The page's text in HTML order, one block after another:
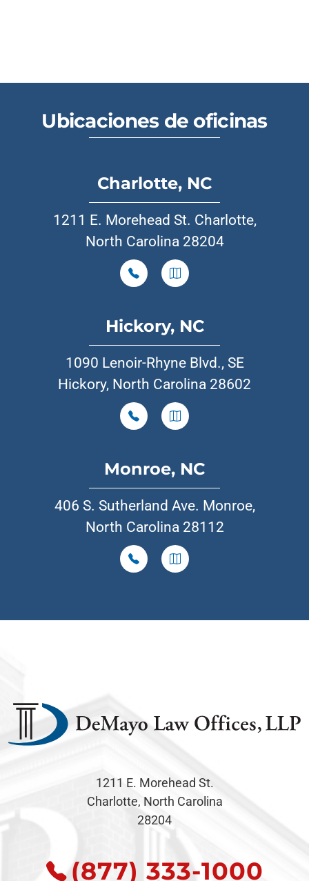
Ubicaciones de oficinas
Charlotte, NC
1211 E. Morehead St. Charlotte,
North Carolina 28204
Hickory, NC
1090 Lenoir-Rhyne Blvd., SE
Hickory, North Carolina 28602
Monroe, NC
406 S. Sutherland Ave. Monroe,
North Carolina 28112
1211 E. Morehead St.
Charlotte, North Carolina
28204
(877) 333-1000